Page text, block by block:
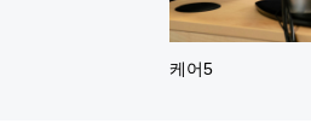
케어5